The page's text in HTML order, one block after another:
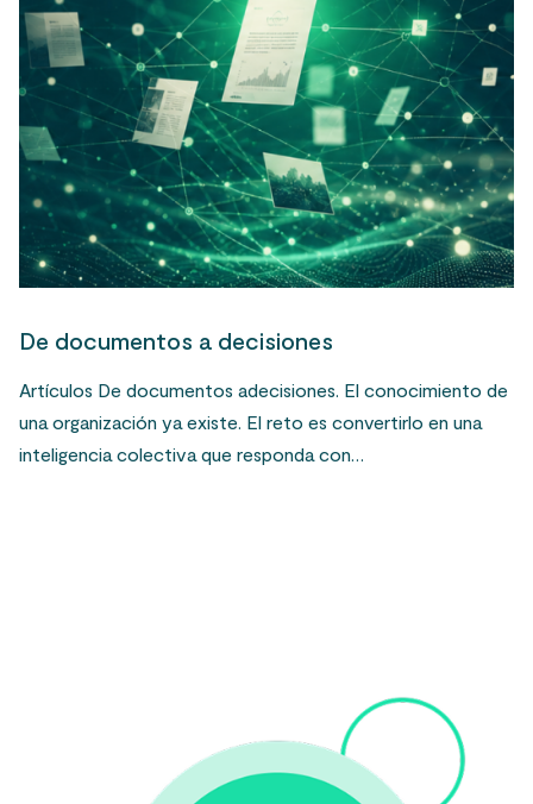
De documentos a decisiones
Artículos De documentos adecisiones. El conocimiento de
una organización ya existe. El reto es convertirlo en una
inteligencia colectiva que responda con…